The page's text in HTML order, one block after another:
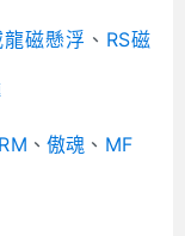
龍磁懸浮 、 RS磁
、傲魂 、 MF